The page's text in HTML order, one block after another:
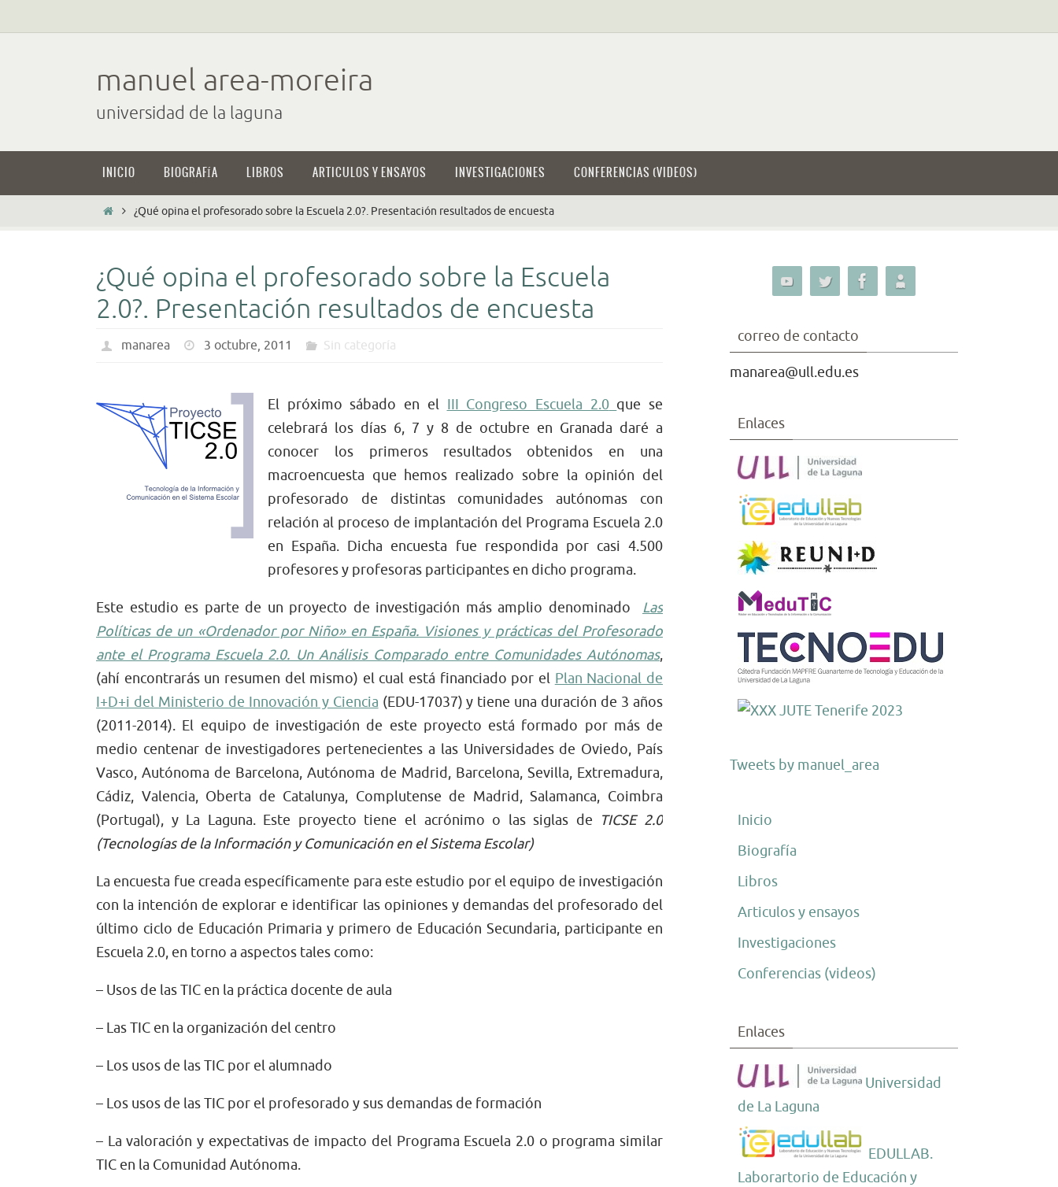
al
manuel area-moreira
universidad de la laguna
contenido
INICIO BIOGRAFÍA LIBROS ARTICULOS Y ENSAYOS INVESTIGACIONES CONFERENCIAS (VIDEOS)
Inicio¿Qué opina el profesorado sobre la Escuela 2.0?. Presentación resultados de encuesta
¿Qué opina el profesorado sobre la Escuela
2.0?. Presentación resultados de encuesta
manarea 3 octubre, 2011 Sin categoría
El próximo sábado en el III Congreso Escuela 2.0 que se
celebrará los días 6, 7 y 8 de octubre en Granada daré a
conocer los primeros resultados obtenidos en una
macroencuesta que hemos realizado sobre la opinión del
profesorado de distintas comunidades autónomas con
relación al proceso de implantación del Programa Escuela 2.0
en España. Dicha encuesta fue respondida por casi 4.500
profesores y profesoras participantes en dicho programa.
Este estudio es parte de un proyecto de investigación más amplio denominado Las
Políticas de un «Ordenador por Niño» en España. Visiones y prácticas del Profesorado
ante el Programa Escuela 2.0. Un Análisis Comparado entre Comunidades Autónomas,
(ahí encontrarás un resumen del mismo) el cual está financiado por el Plan Nacional de
I+D+i del Ministerio de Innovación y Ciencia (EDU-17037) y tiene una duración de 3 años
(2011-2014). El equipo de investigación de este proyecto está formado por más de
medio centenar de investigadores pertenecientes a las Universidades de Oviedo, País
Vasco, Autónoma de Barcelona, Autónoma de Madrid, Barcelona, Sevilla, Extremadura,
Cádiz, Valencia, Oberta de Catalunya, Complutense de Madrid, Salamanca, Coimbra
(Portugal), y La Laguna. Este proyecto tiene el acrónimo o las siglas de TICSE 2.0
(Tecnologías de la Información y Comunicación en el Sistema Escolar)
La encuesta fue creada específicamente para este estudio por el equipo de investigación
con la intención de explorar e identificar las opiniones y demandas del profesorado del
último ciclo de Educación Primaria y primero de Educación Secundaria, participante en
Escuela 2.0, en torno a aspectos tales como:
– Usos de las TIC en la práctica docente de aula
– Las TIC en la organización del centro
– Los usos de las TIC por el alumnado
– Los usos de las TIC por el profesorado y sus demandas de formación
– La valoración y expectativas de impacto del Programa Escuela 2.0 o programa similar
TIC en la Comunidad Autónoma.
correo de contacto
manarea@ull.edu.es
Enlaces
Tweets by manuel_area
Inicio
Biografía
Libros
Articulos y ensayos
Investigaciones
Conferencias (videos)
Enlaces
Universidad
de La Laguna
EDULLAB.
Laborartorio de Educación y